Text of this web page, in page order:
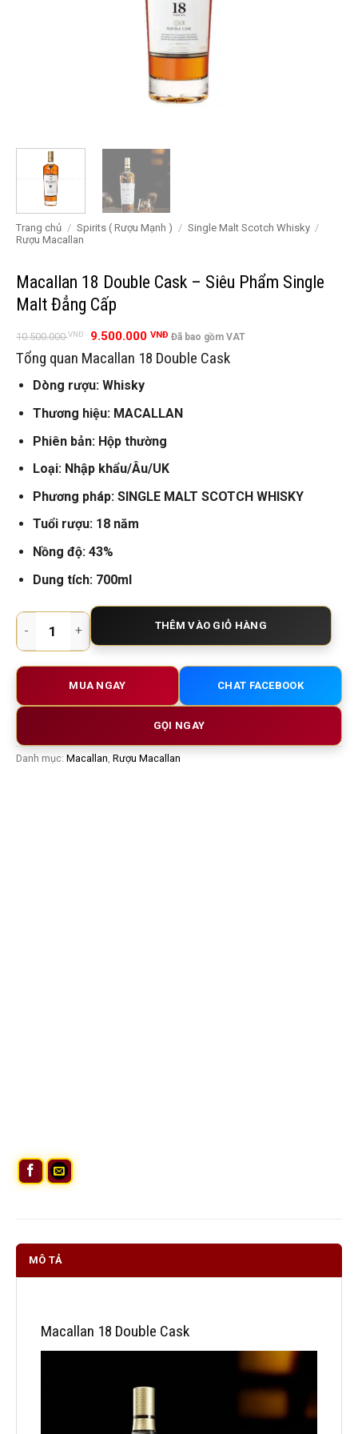
Trang chủ / Spirits ( Rượu Mạnh ) / Single Malt Scotch Whisky /
Rượu Macallan
Macallan 18 Double Cask – Siêu Phẩm Single
Malt Đẳng Cấp
10.500.000VNĐ
Giá
là:
9.500.000 VNĐGiá
tại
Đã bao gồm VAT
Tổng quan Macallan 18 Double Cask
Dòng rượu: Whisky
Thương hiệu: MACALLAN
Phiên bản: Hộp thường
Loại: Nhập khẩu/Âu/UK
Phương pháp: SINGLE MALT SCOTCH WHISKY
Tuổi rượu: 18 năm
Nồng độ: 43%
Dung tích: 700ml
Macallan 18 Double Cask – Siêu Phẩm Single Malt Đẳng Cấp
THÊM VÀO GIỎ HÀNG
MUA NGAY CHAT FACEBOOK
GỌI NGAY
Danh mục: Macallan, Rượu Macallan
MÔ TẢ
Macallan 18 Double Cask